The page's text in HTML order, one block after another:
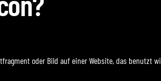
oder Bild auf einer Website, das benutzt